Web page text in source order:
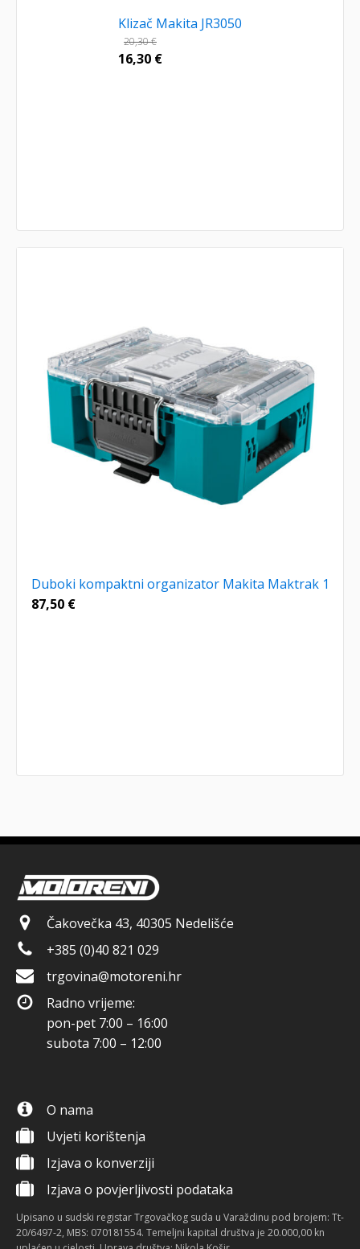
Klizač Makita JR3050
20,30€
16,30 €
Duboki kompaktni organizator Makita Maktrak 1
87,50 €
Čakovečka 43, 40305 Nedelišće
+385 (0)40 821 029
trgovina@motoreni.hr
Radno vrijeme:
pon-pet 7:00 – 16:00
subota 7:00 – 12:00
O nama
Uvjeti korištenja
Izjava o konverziji
Izjava o povjerljivosti podataka
Upisano u sudski registar Trgovačkog suda u Varaždinu pod brojem: Tt-
20/6497-2, MBS: 070181554. Temeljni kapital društva je 20.000,00 kn